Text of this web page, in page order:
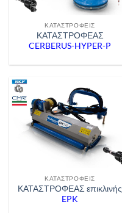
ΚΑΤΑΣΤΡΟΦΕΊΣ
ΚΑΤΑΣΤΡΟΦΕΑΣ
CERBERUS-HYPER-P
ΚΑΤΑΣΤΡΟΦΕΊΣ
ΚΑΤΑΣΤΡΟΦΕΑΣ επικλινής
EPK